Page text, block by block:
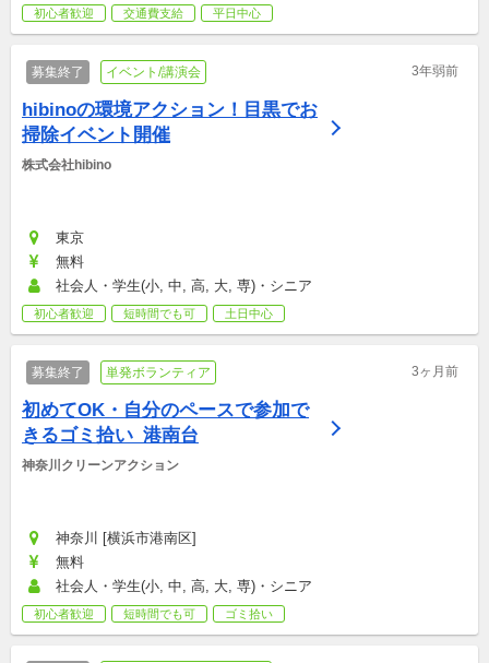
初心者歓迎 交通費支給 平日中心
募集終了 イベント/講演会 3年弱前
hibinoの環境アクション！目黒でお
掃除イベント開催
株式会社hibino
東京
無料
社会人・学生(小, 中, 高, 大, 専)・シニア
初心者歓迎 短時間でも可 土日中心
募集終了 単発ボランティア 3ヶ月前
初めてOK・自分のペースで参加で
きるゴミ拾い_港南台
神奈川クリーンアクション
神奈川 [横浜市港南区]
無料
社会人・学生(小, 中, 高, 大, 専)・シニア
初心者歓迎 短時間でも可 ゴミ拾い